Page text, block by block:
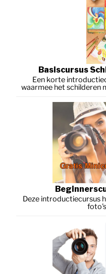
Basiscursus
Een korte
waarmee het schilderen
Deze introductiecursus